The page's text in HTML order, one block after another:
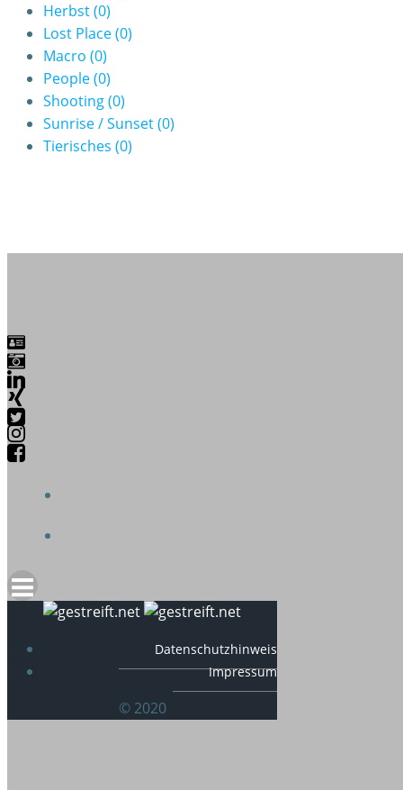
Herbst(0)
Lost Place(0)
Macro (0)
People(0)
Shooting(0)
Sunrise / Sunset(0)
Tierisches (0)
Datenschutzhinweis
Impressum
© 2020